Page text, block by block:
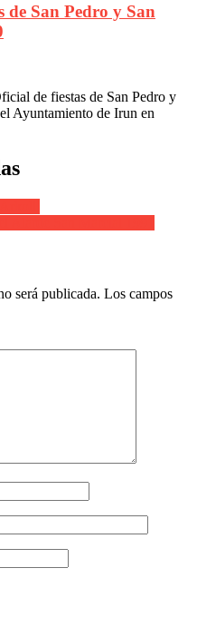
de San Pedro y San
de fiestas de San Pedro y
Ayuntamiento de Irun en
será publicada. Los campos